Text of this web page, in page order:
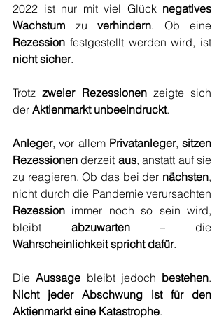
2022 ist nur mit viel Glück negatives
Wachstum zu verhindern
Rezession
nicht sicher.
Trotz zweier Rezessionen zeigte sich
der Aktienmarkt unbeeindruckt.
Anleger, vor allem Privatanleger, sitzen
Rezessionen derzeit aus, anstatt auf sie
zu reagieren. Ob das bei der nächsten,
Rezession immer noch so sein wird,
bleibt abzuwarten
Wahrscheinlichkeit spricht dafür.
Die Aussage bleibt jedoch bestehen
Nicht jeder Abschwung ist für den
Aktienmarkt eine Katastrophe.